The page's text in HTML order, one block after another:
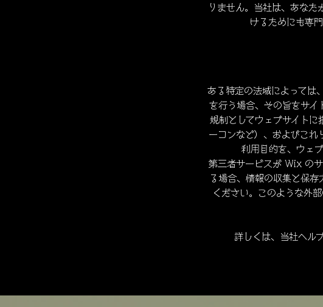
りません。当社は、あな
けるためにも専
ある特定の法域によっては
を行う場合、その旨をサイ
規制としてウェブサイト
ーコンなど）、およびこれ
利用目的を、ウェ
第三者サービスが Wix の
る場合、情報の収集と保
ください。このような外
詳しくは、当社ヘル